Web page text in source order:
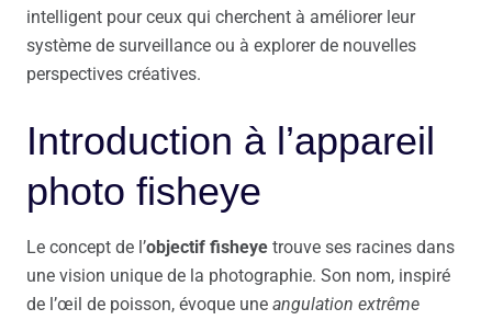
intelligent pour ceux qui cherchent à améliorer leur
système de surveillance ou à explorer de nouvelles
perspectives créatives.
Introduction à l’appareil
photo fisheye
Le concept de l’objectif fisheye trouve ses racines dans
une vision unique de la photographie. Son nom, inspiré
de l’œil de poisson, évoque une angulation extrême